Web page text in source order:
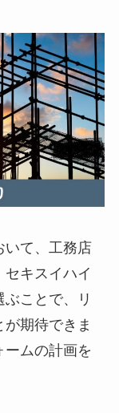
いて、工務店
キスイハイ
ことで、リ
期待できま
ムの計画を